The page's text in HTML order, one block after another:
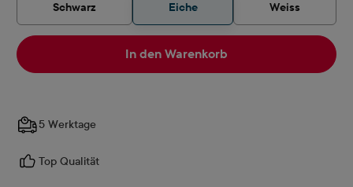
Schwarz Eiche Weiss
In den Warenkorb
5 Werktage
Top Qualität